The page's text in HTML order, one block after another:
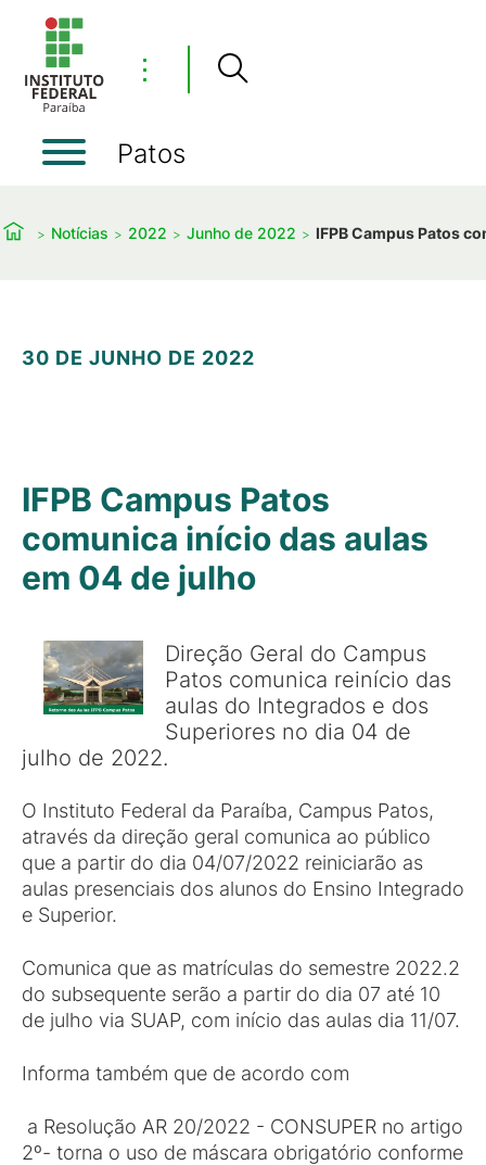
⋮
Patos
Notícias 2022 Junho de 2022 IFPB Campus Patos
30 DE JUNHO DE 2022
IFPB Campus Patos
comunica início das aulas
em 04 de julho
Direção Geral do Campus
Patos comunica reinício das
aulas do Integrados e dos
Superiores no dia 04 de
julho de 2022.
O Instituto Federal da Paraíba, Campus Patos,
através da direção geral comunica ao público
que a partir do dia 04/07/2022 reiniciarão as
aulas presenciais dos alunos do Ensino Integrado
e Superior.
Comunica que as matrículas do semestre 2022.2
do subsequente serão a partir do dia 07 até 10
de julho via SUAP, com início das aulas dia 11/07.
Informa também que de acordo com
a Resolução AR 20/2022 - CONSUPER no artigo
2º- torna o uso de máscara obrigatório conforme